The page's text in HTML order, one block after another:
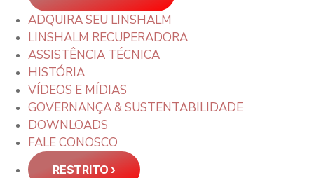
ADQUIRA SEU LINSHALM
LINSHALM RECUPERADORA
ASSISTÊNCIA TÉCNICA
HISTÓRIA
VÍDEOS E MÍDIAS
GOVERNANÇA & SUSTENTABILIDADE
DOWNLOADS
FALE CONOSCO
RESTRITO ›